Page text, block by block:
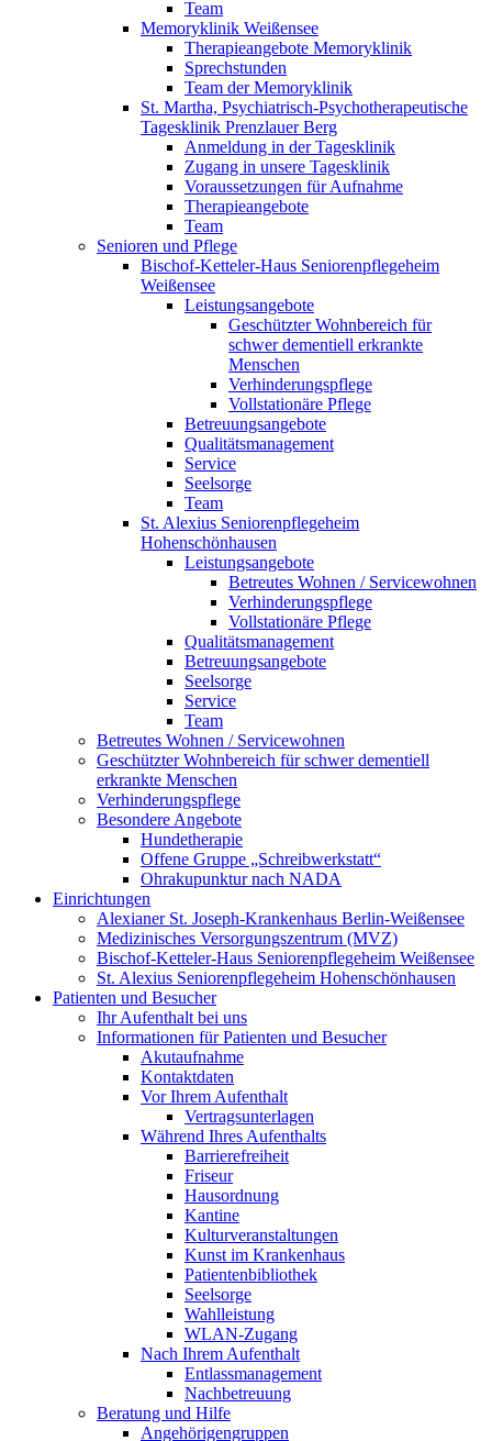
Team
Memoryklinik Weißensee
Therapieangebote Memoryklinik
Sprechstunden
Team der Memoryklinik
St. Martha, Psychiatrisch-Psychotherapeutische
Tagesklinik Prenzlauer Berg
Anmeldung in der Tagesklinik
Zugang in unsere Tagesklinik
Voraussetzungen für Aufnahme
Therapieangebote
Team
Senioren und Pflege
Bischof-Ketteler-Haus Seniorenpflegeheim
Weißensee
Leistungsangebote
Geschützter Wohnbereich für
schwer dementiell erkrankte
Menschen
Verhinderungspflege
Vollstationäre Pflege
Betreuungsangebote
Qualitätsmanagement
Service
Seelsorge
Team
St. Alexius Seniorenpflegeheim
Hohenschönhausen
Leistungsangebote
Betreutes Wohnen / Servicewohnen
Verhinderungspflege
Vollstationäre Pflege
Qualitätsmanagement
Betreuungsangebote
Seelsorge
Service
Team
Betreutes Wohnen / Servicewohnen
Geschützter Wohnbereich für schwer dementiell
erkrankte Menschen
Verhinderungspflege
Besondere Angebote
Hundetherapie
Offene Gruppe „Schreibwerkstatt“
Ohrakupunktur nach NADA
Einrichtungen
Alexianer St. Joseph-Krankenhaus Berlin-Weißensee
Medizinisches Versorgungszentrum (MVZ)
Bischof-Ketteler-Haus Seniorenpflegeheim Weißensee
St. Alexius Seniorenpflegeheim Hohenschönhausen
Patienten und Besucher
Ihr Aufenthalt bei uns
Informationen für Patienten und Besucher
Akutaufnahme
Kontaktdaten
Vor Ihrem Aufenthalt
Vertragsunterlagen
Während Ihres Aufenthalts
Barrierefreiheit
Friseur
Hausordnung
Kantine
Kulturveranstaltungen
Kunst im Krankenhaus
Patientenbibliothek
Seelsorge
Wahlleistung
WLAN-Zugang
Nach Ihrem Aufenthalt
Entlassmanagement
Nachbetreuung
Beratung und Hilfe
Angehörigengruppen